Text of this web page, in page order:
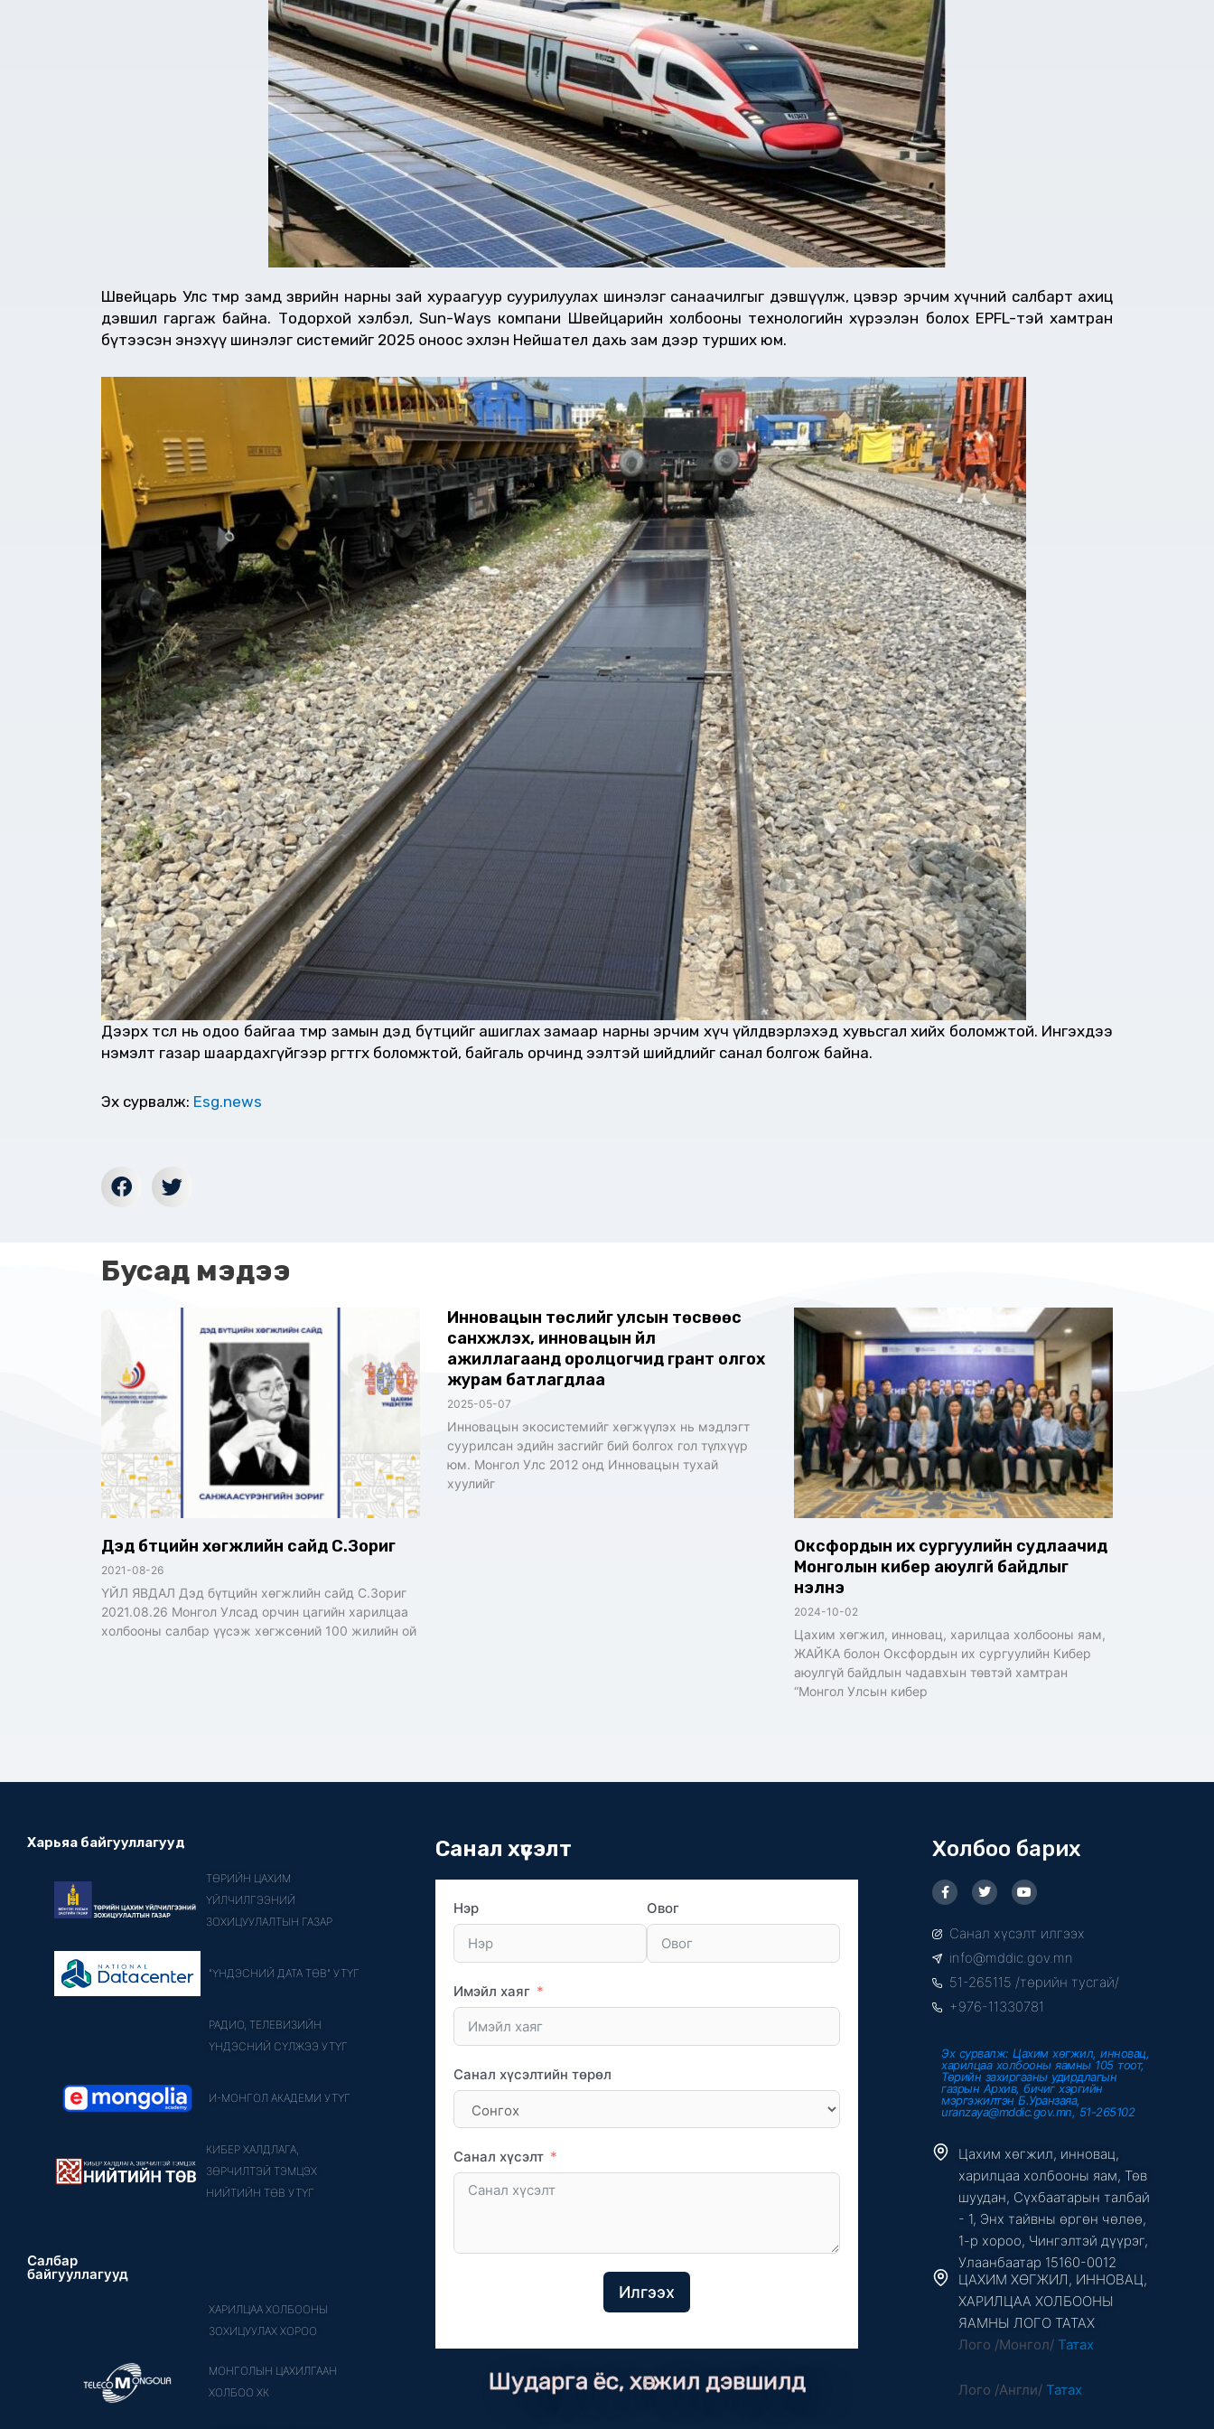
Швейцарь Улс төмөр замд зөөврийн нарны зай хураагуур суурилуулах шинэлэг санаачилгыг дэвшүүлж, цэвэр эрчим хүчний салбарт ахиц
дэвшил гаргаж байна. Тодорхой хэлбэл, Sun-Ways компани Швейцарийн холбооны технологийн хүрээлэн болох EPFL-тэй хамтран
бүтээсэн энэхүү шинэлэг системийг 2025 оноос эхлэн Нейшател дахь зам дээр турших юм.
Дээрх төсөл нь одоо байгаа төмөр замын дэд бүтцийг ашиглах замаар нарны эрчим хүч үйлдвэрлэхэд хувьсгал хийх боломжтой. Ингэхдээ
нэмэлт газар шаардахгүйгээр өргөтгөх боломжтой, байгаль орчинд ээлтэй шийдлийг санал болгож байна.
Эх сурвалж: Esg.news
Бусад мэдээ
Дэд бүтцийн хөгжлийн сайд С.Зориг
2021-08-26
ҮЙЛ ЯВДАЛ Дэд бүтцийн хөгжлийн сайд С.Зориг
2021.08.26 Монгол Улсад орчин цагийн харилцаа
холбооны салбар үүсэж хөгжсөний 100 жилийн ой
Инновацын төслийг улсын төсвөөс
санхүүжүүлэх, инновацын үйл
ажиллагаанд оролцогчид грант олгох
журам батлагдлаа
2025-05-07
Инновацын экосистемийг хөгжүүлэх нь мэдлэгт
суурилсан эдийн засгийг бий болгох гол түлхүүр
юм. Монгол Улс 2012 онд Инновацын тухай
хуулийг
Оксфордын их сургуулийн судлаачид
Монголын кибер аюулгүй байдлыг
үнэлнэ
2024-10-02
Цахим хөгжил, инновац, харилцаа холбооны яам,
ЖАЙКА болон Оксфордын их сургуулийн Кибер
аюулгүй байдлын чадавхын төвтэй хамтран
“Монгол Улсын кибер
Харьяа байгууллагууд
ТӨРИЙН ЦАХИМ
ҮЙЛЧИЛГЭЭНИЙ
ЗОХИЦУУЛАЛТЫН ГАЗАР
"ҮНДЭСНИЙ ДАТА ТӨВ" УТҮГ
РАДИО, ТЕЛЕВИЗИЙН
ҮНДЭСНИЙ СҮЛЖЭЭ УТҮГ
И-МОНГОЛ АКАДЕМИ УТҮГ
КИБЕР ХАЛДЛАГА,
ЗӨРЧИЛТЭЙ ТЭМЦЭХ
НИЙТИЙН ТӨВ УТҮГ
Салбар
байгууллагууд
ХАРИЛЦАА ХОЛБООНЫ
ЗОХИЦУУЛАХ ХОРОО
МОНГОЛЫН ЦАХИЛГААН
ХОЛБОО ХК
Санал хүсэлт
Нэр Овог
Имэйл хаяг
Санал хүсэлтийн төрөл
Санал хүсэлт
Илгээх
Шударга ёс, хөгжил дэвшилд
Холбоо барих
F
a
c
b
o
T
w
i
t
r
Y
o
u
u
e
Санал хүсэлт илгээх
info@mddic.gov.mn
51-265115 /төрийн тусгай/
+976-11330781
Эх сурвалж: Цахим хөгжил, инновац,
харилцаа холбооны яамны 105 тоот,
Төрийн захиргааны удирдлагын
газрын Архив, бичиг хэргийн
мэргэжилтэн Б.Уранзаяа,
uranzaya@mddic.gov.mn, 51-265102
Цахим хөгжил, инновац,
харилцаа холбооны яам, Төв
шуудан, Сүхбаатарын талбай
- 1, Энх тайвны өргөн чөлөө,
1-р хороо, Чингэлтэй дүүрэг,
Улаанбаатар 15160-0012
ЦАХИМ ХӨГЖИЛ, ИННОВАЦ,
ХАРИЛЦАА ХОЛБООНЫ
ЯАМНЫ ЛОГО ТАТАХ
Лого /Монгол/Татах
Лого /Англи/Татах